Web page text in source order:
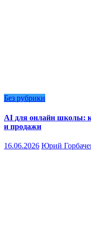
Без рубрики
AI для онлайн школы:
и продажи
16.06.2026 Юрий